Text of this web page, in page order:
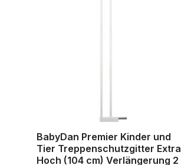
BabyDan Premier Kinder und
Tier Treppenschutzgitter Extra
Hoch (104 cm) Verlängerung 2